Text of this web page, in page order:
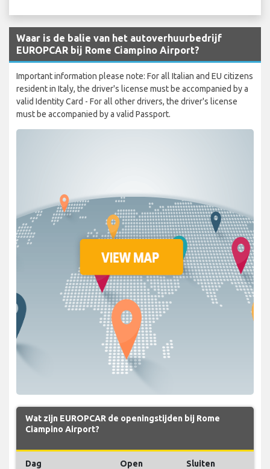
Waar is de balie van het autoverhuurbedrijf
EUROPCAR bij Rome Ciampino Airport?
Important information please note: For all Italian and EU citizens
resident in Italy, the driver's license must be accompanied by a
valid Identity Card - For all other drivers, the driver's license
must be accompanied by a valid Passport.
Wat zijn EUROPCAR de openingstijden bij Rome
Ciampino Airport?
Dag Open Sluiten